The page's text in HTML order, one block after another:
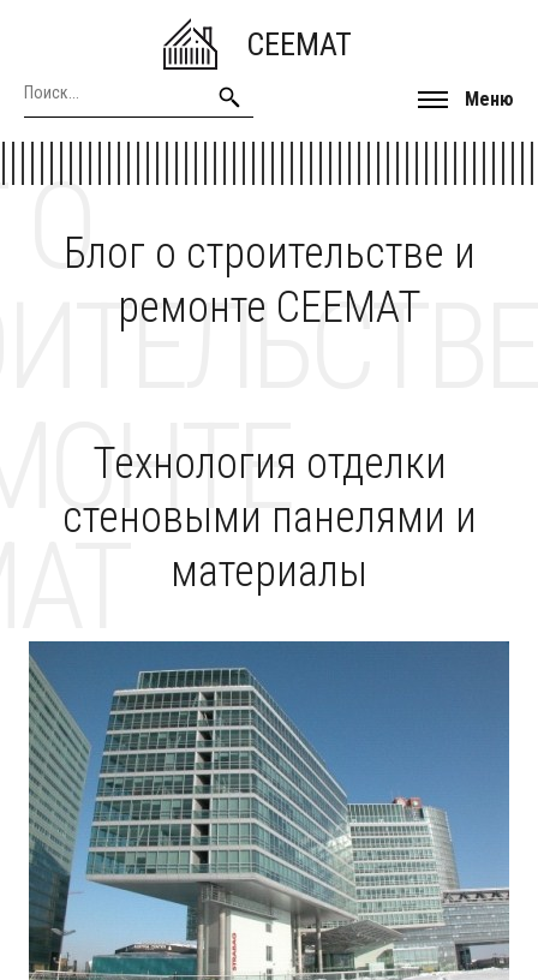
CEEMAT
Меню
Блог о строительстве и
ремонте CEEMAT
О
Технология отделки
стеновыми панелями и
материалы